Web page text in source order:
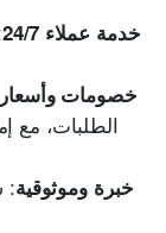
خدمة عملاء 24/7
خصومات
الطلبات، مع
خبرة وموثوقية: